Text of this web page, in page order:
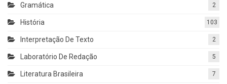
Gramática 2
História 103
Interpretação De Texto 2
Laboratório De Redação 5
Literatura Brasileira 7